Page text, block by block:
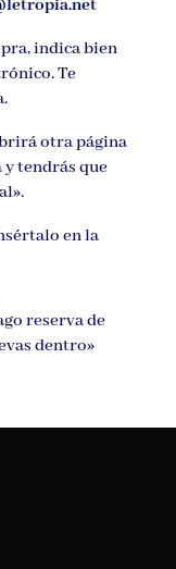
indica bien
Te
otra página
y tendrás que
en la
reserva de
dentro»